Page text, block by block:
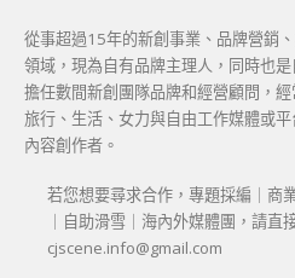
從事超過15年的新創事業、品牌營銷
領域，現為自有品牌主理人，同時也
擔任數間新創團隊品牌和經營顧問，
旅行、生活、女力與自由工作媒體或
內容創作者。
若您想要尋求合作，專題採編｜商
｜自助滑雪｜海內外媒體團，請直
cjscene.info@gmail.com